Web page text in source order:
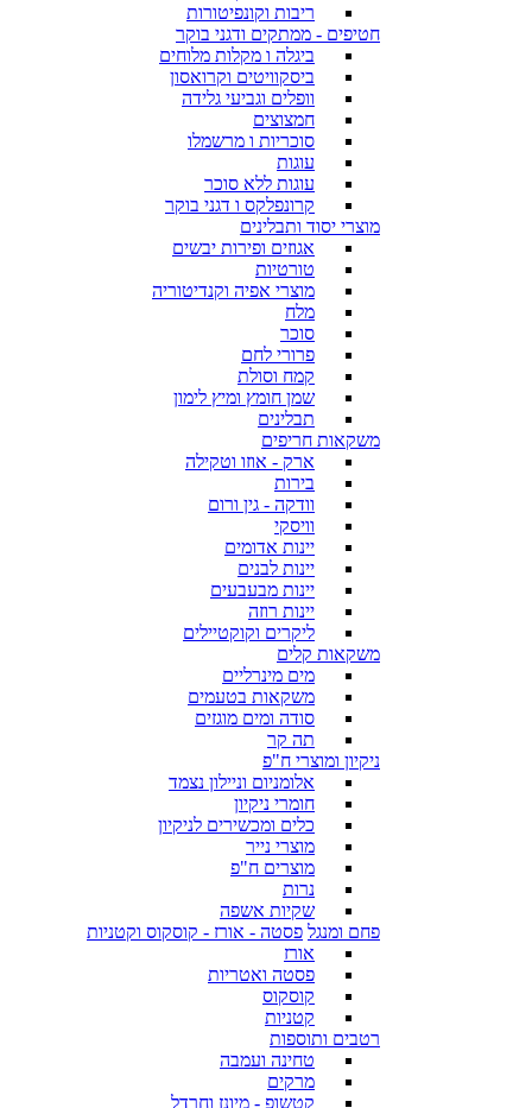
ריבות וקונפיטורות
חטיפים - ממתקים ודגני בוקר
ביגלה ו מקלות מלוחים
ביסקוויטים וקרואסון
וופלים וגביעי גלידה
חמצוצים
סוכריות ו מרשמלו
עוגות
עוגות ללא סוכר
קרונפלקס ו דגני בוקר
מוצרי יסוד ותבלינים
אגוזים ופירות יבשים
טורטיות
מוצרי אפיה וקנדיטוריה
מלח
סוכר
פרורי לחם
קמח וסולת
שמן חומץ ומיץ לימון
תבלינים
משקאות חריפים
ארק - אוזו וטקילה
בירות
וודקה - גין ורום
וויסקי
יינות אדומים
יינות לבנים
יינות מבעבעים
יינות רוזה
ליקרים וקוקטיילים
משקאות קלים
מים מינרליים
משקאות בטעמים
סודה ומים מוגזים
תה קר
ניקיון ומוצרי ח"פ
אלומניום וניילון נצמד
חומרי ניקיון
כלים ומכשירים לניקיון
מוצרי נייר
מוצרים ח"פ
נרות
שקיות אשפה
פחם ומנגל פסטה - אורז - קוסקוס וקטניות
אורז
פסטה ואטריות
קוסקוס
קטניות
רטבים ותוספות
טחינה ועמבה
מרקים
קטשופ - מיונז וחרדל